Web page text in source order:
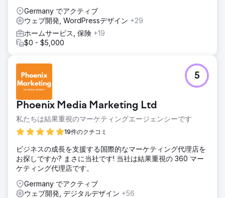
Germany でアクティブ
ウェブ開発, WordPressデザイン +29
ホームサービス, 保険 +19
$0 - $5,000
Phoenix Media Marketing Ltd
私たちは結果重視のマーケティングエージェンシーです
19件のクチコミ
5
ビジネスの成長を支援する国際的なマーケティング代理店を
お探しですか? まさに当社です! 当社は結果重視の 360 マー
ケティング代理店です。
Germany でアクティブ
ウェブ開発, デジタルデザイン +56